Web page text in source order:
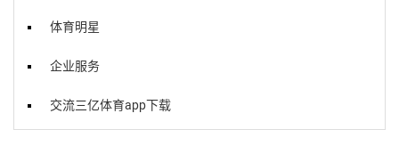
体育明星
企业服务
交流三亿体育app下载